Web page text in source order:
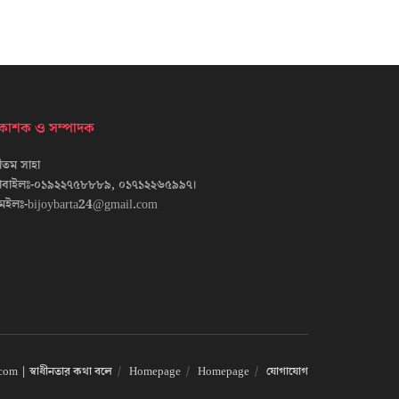
ও সম্পাদক
সাহা
০১৯২২৭৫৮৮৮৯, ০১৭১২২৬৫৯৯৭।
bijoybarta24@gmail.com
| স্বাধীনতার কথা বলে Homepage Homepage যোগাযোগ